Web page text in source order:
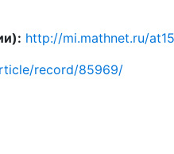
http://mi.mathnet.ru/
record/85969/